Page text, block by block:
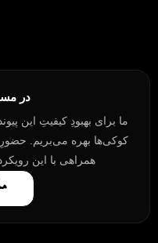
در
ما برای بهبودِ کیفیتِ این
کوکی‌ها بهره می‌بریم.
همراهی با این